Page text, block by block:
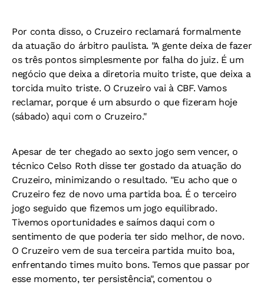
Por conta disso, o Cruzeiro reclamará formalmente
da atuação do árbitro paulista. "A gente deixa de fazer
os três pontos simplesmente por falha do juiz. É um
negócio que deixa a diretoria muito triste, que deixa a
torcida muito triste. O Cruzeiro vai à CBF. Vamos
reclamar, porque é um absurdo o que fizeram hoje
(sábado) aqui com o Cruzeiro."
Apesar de ter chegado ao sexto jogo sem vencer, o
técnico Celso Roth disse ter gostado da atuação do
Cruzeiro, minimizando o resultado. "Eu acho que o
Cruzeiro fez de novo uma partida boa. É o terceiro
jogo seguido que fizemos um jogo equilibrado.
Tivemos oportunidades e saímos daqui com o
sentimento de que poderia ter sido melhor, de novo.
O Cruzeiro vem de sua terceira partida muito boa,
enfrentando times muito bons. Temos que passar por
esse momento, ter persistência", comentou o